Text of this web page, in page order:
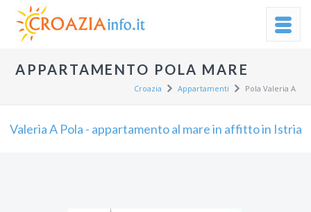
APPARTAMENTO POLA MARE
Croazia Appartamenti Pola Valeria A
Valeria A Pola - appartamento al mare in affitto in Istria